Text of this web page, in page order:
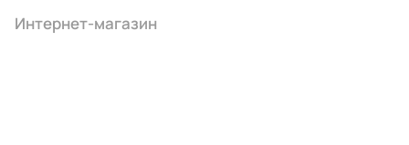
Интернет-магазин